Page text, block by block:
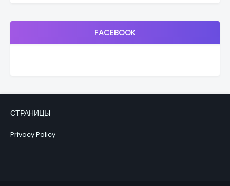
FACEBOOK
СТРАНИЦЫ
Privacy Policy